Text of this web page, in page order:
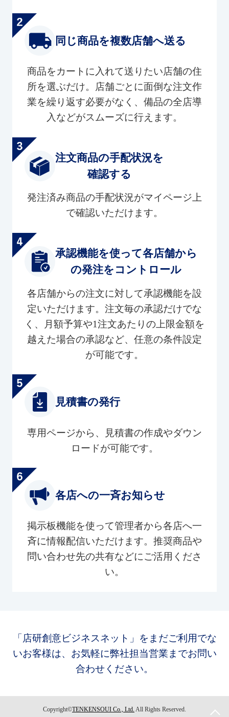
同じ商品を複数店舗へ送る
商品をカートに入れて送りたい店舗の住
所を選ぶだけ。店舗ごとに面倒な注文作
業を繰り返す必要がなく、備品の全店導
入などがスムーズに行えます。
注文商品の手配状況を
確認する
発注済み商品の手配状況がマイページ上
で確認いただけます。
承認機能を使って各店舗から
の発注をコントロール
各店舗からの注文に対して承認機能を設
定いただけます。注文毎の承認だけでな
く、月額予算や1注文あたりの上限金額を
越えた場合の承認など、任意の条件設定
が可能です。
見積書の発行
専用ページから、見積書の作成やダウン
ロードが可能です。
各店への一斉お知らせ
掲示板機能を使って管理者から各店へ一
斉に情報配信いただけます。推奨商品や
問い合わせ先の共有などにご活用くださ
い。
「店研創意ビジネスネット」をまだご利用でな
いお客様は、お気軽に弊社担当営業までお問い
合わせください。
Copyright©TENKENSOUI Co., Ltd. All Rights Reserved.